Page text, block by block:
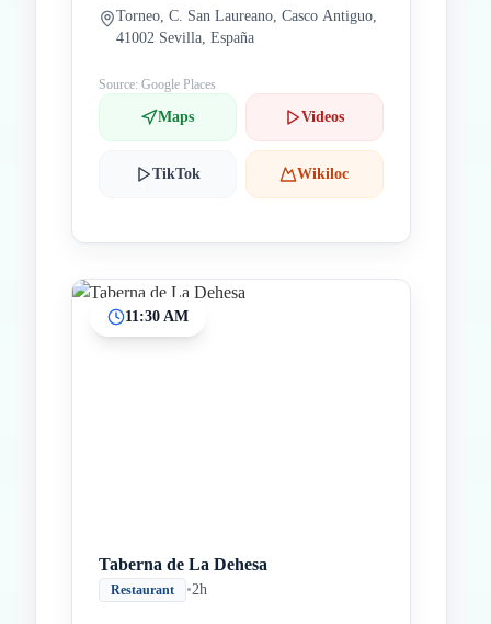
Torneo, C. San Laureano, Casco Antiguo,
41002 Sevilla, España
Source: Google Places
Maps Videos
TikTok Wikiloc
11:30 AM
Taberna de La Dehesa
Restaurant •2h